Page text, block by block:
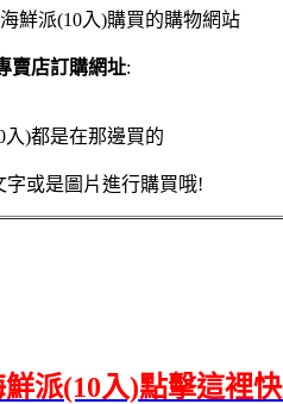
鮮派(10入)購買的購物網站
賣店訂購網址:
)都是在那邊買的
或是圖片進行購買哦!
派(10入)點擊這裡